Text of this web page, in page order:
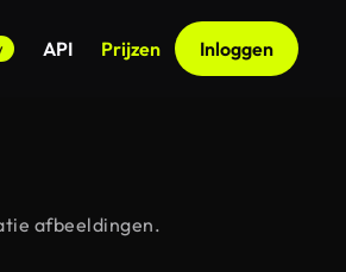
API Prijzen Inloggen
afbeeldingen.